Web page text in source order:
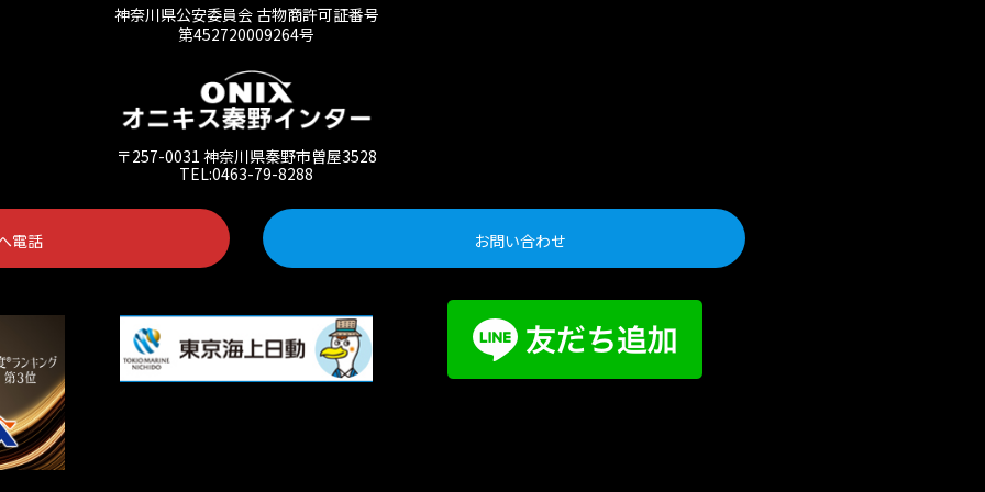
神奈川県公安委員会 古物商許可証番号
第452720009264号
〒257-0031 神奈川県秦野市曽屋3528
TEL:0463-79-8288
電話 お問い合わせ